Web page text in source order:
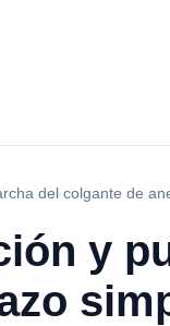
del colgante de
y